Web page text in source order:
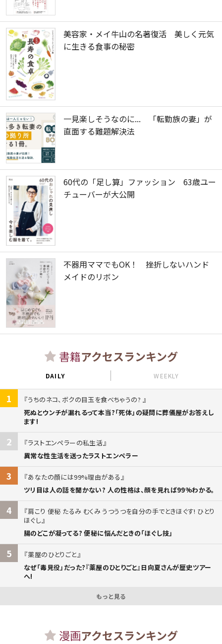
美容家・メイ牛山の名著復活 美しく元気
に生きる食事の秘密
一見楽しそうなのに... 「転勤族の妻」が
直面する難題解決法
60代の「足し算」ファッション 63歳ユー
チューバーが大公開
不器用ママでもOK！ 挫折しないハンド
メイドのリボン
書籍アクセスランキング
DAILY WEEKLY
1
うちのネコ、ボクの目玉を食べちゃうの?
死ぬとウンチが漏れるって本当?「死体」の疑問に葬儀屋がお答えし
ます!
2
ラストエンペラーの私生活
異常な性生活を送ったラストエンペラー
3
あなたの顔には99%理由がある
ツリ目は人の話を聞かない? 人の性格は、顔を見れば99%わかる。
4
肩こり 便秘 たるみ むくみ うつうつを自分の手でときほぐす! ひとり
ほぐし
腸のどこが凝ってる? 便秘に悩んだときの「ほぐし技」
5
薬屋のひとりごと
なぜ「毒見役」だった?『薬屋のひとりごと』日向夏さんが歴史ツアー
へ!
もっと見る
漫画アクセスランキング